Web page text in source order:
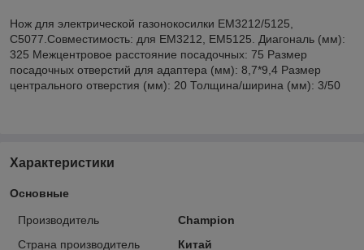
Нож для электрической газонокосилки EM3212/5125,
C5077.Совместимость: для EM3212, EM5125. Диагональ (мм):
325 Межцентровое расстояние посадочных: 75 Размер
посадочных отверстий для адаптера (мм): 8,7*9,4 Размер
центрального отверстия (мм): 20 Толщина/ширина (мм): 3/50
Характеристики
Основные
Производитель
Champion
Страна производитель
Китай